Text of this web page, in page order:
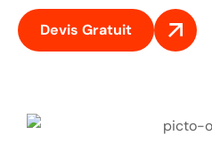
Devis Gratuit